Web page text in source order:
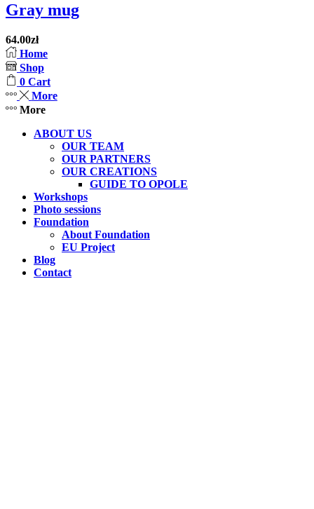
Gray mug
64.00zł
Home
Shop
0 Cart
More
More
ABOUT US
OUR TEAM
OUR PARTNERS
OUR CREATIONS
GUIDE TO OPOLE
Workshops
Photo sessions
Foundation
About Foundation
EU Project
Blog
Contact